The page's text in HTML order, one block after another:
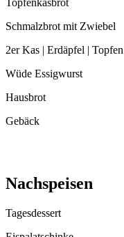
Topfenkasbrot
Schmalzbrot mit Zwiebel
2er Kas | Erdäpfel | Topfen
Wüde Essigwurst
Hausbrot
Gebäck
Nachspeisen
Tagesdessert